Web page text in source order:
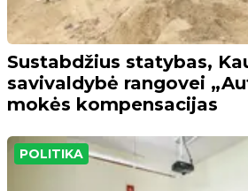
Sustabdžius statybas,
savivaldybė rangovei
mokės kompensacijas
POLITIKA